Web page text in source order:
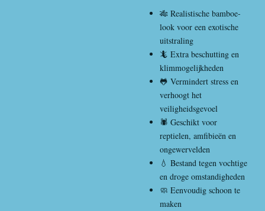
🎋 Realistische bamboe-
look voor een exotische
uitstraling
🦎 Extra beschutting en
klimmogelijkheden
🐸 Vermindert stress en
verhoogt het
veiligheidsgevoel
🕷️ Geschikt voor
reptielen, amfibieën en
ongewervelden
💧 Bestand tegen vochtige
en droge omstandigheden
🧼 Eenvoudig schoon te
maken